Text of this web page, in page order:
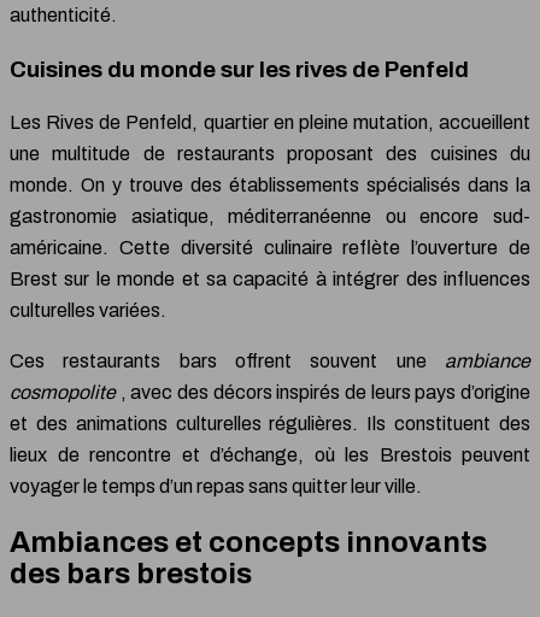
authenticité.
Cuisines du monde sur les rives de Penfeld
Les Rives de Penfeld, quartier en pleine mutation, accueillent
une multitude de restaurants proposant des cuisines du
monde. On y trouve des établissements spécialisés dans la
gastronomie asiatique, méditerranéenne ou encore sud-
américaine. Cette diversité culinaire reflète l’ouverture de
Brest sur le monde et sa capacité à intégrer des influences
culturelles variées.
Ces restaurants bars offrent souvent une ambiance
cosmopolite , avec des décors inspirés de leurs pays d’origine
et des animations culturelles régulières. Ils constituent des
lieux de rencontre et d’échange, où les Brestois peuvent
voyager le temps d’un repas sans quitter leur ville.
Ambiances et concepts innovants
des bars brestois